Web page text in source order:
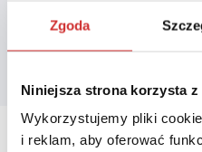
Zgoda
Niniejsza strona korzysta
Wykorzystujemy pliki
i reklam, aby oferować